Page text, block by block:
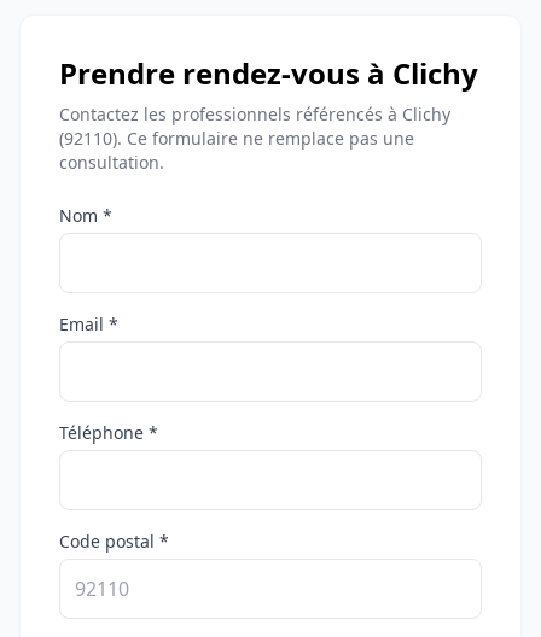
Prendre rendez-vous à Clichy
Contactez les professionnels référencés à Clichy
(92110). Ce formulaire ne remplace pas une
consultation.
Nom *
Email *
Téléphone *
Code postal *